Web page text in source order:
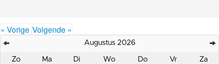
« Vorige Volgende »
Augustus 2026
Zo Ma Di Wo Do Vr Za